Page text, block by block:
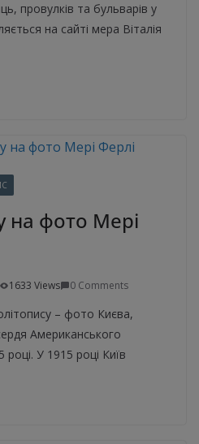
провулків та бульварів у
на сайті мера Віталія
на фото Мері
1633 Views 0 Comments
– фото Києва,
Американського
У 1915 році Київ